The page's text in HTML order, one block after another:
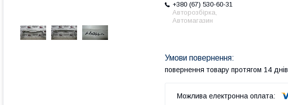
+380 (67) 530-60-31
Авторозбірка,
Автомагазин
повернення товару протягом 14 днів